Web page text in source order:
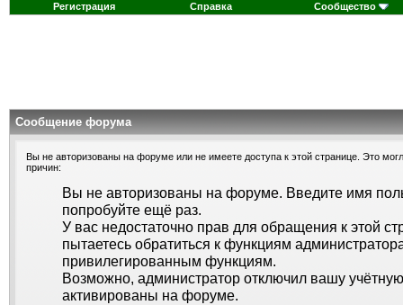
Регистрация Справка Сообщество
Сообщение форума
Вы не авторизованы на форуме или не имеете доступа к этой странице. Это
причин:
Вы не авторизованы на форуме. Введите имя
попробуйте ещё раз.
У вас недостаточно прав для обращения к этой
пытаетесь обратиться к функциям
привилегированным функциям.
Возможно, администратор отключил вашу
активированы на форуме.